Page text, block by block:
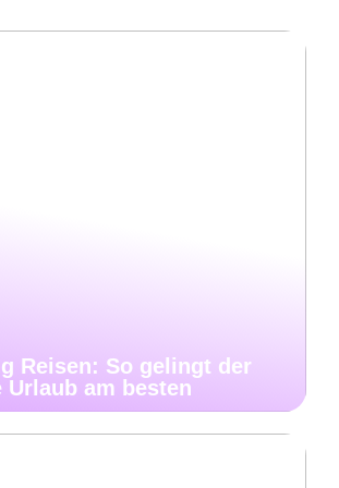
Reisen: So gelingt der
Urlaub am besten